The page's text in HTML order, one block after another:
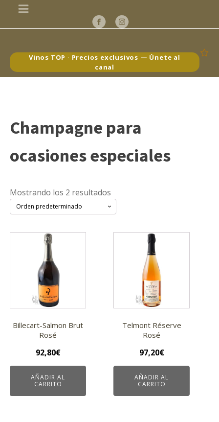
Vinos TOP · Precios exclusivos — Únete al
canal
Champagne para
ocasiones especiales
Mostrando los 2 resultados
Billecart-Salmon Brut
Rosé
92,80€
AÑADIR AL
CARRITO
Telmont Réserve
Rosé
97,20€
AÑADIR AL
CARRITO